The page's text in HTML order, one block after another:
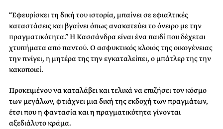
“Εφευρίσκει τη δική του ιστορία, μπαίνει σε εφιαλτικές
καταστάσεις και βγαίνει όπως ανακατεύει το όνειρο με την
πραγματικότητα.” Η Κασσάνδρα είναι ένα παιδί που δέχεται
χτυπήματα από παντού. Ο ασφυκτικός κλοιός της οικογένειας
την πνίγει, η μητέρα της την εγκαταλείπει, ο μπάτλερ της την
κακοποιεί.
Προκειμένου να καταλάβει και τελικά να επιζήσει τον κόσμο
των μεγάλων, φτιάχνει μια δική της εκδοχή των πραγμάτων,
έτσι που η φαντασία και η πραγματικότητα γίνονται
αξεδιάλυτο κράμα.